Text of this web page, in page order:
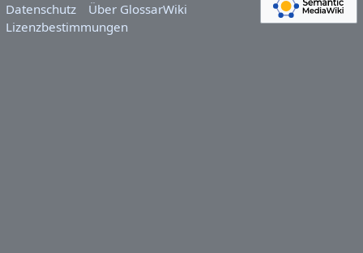
Datenschutz
Über GlossarWiki
Lizenzbestimmungen